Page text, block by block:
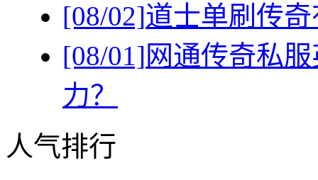
[08/02]道士单刷传
[08/01]网通传奇私
力？
人气排行